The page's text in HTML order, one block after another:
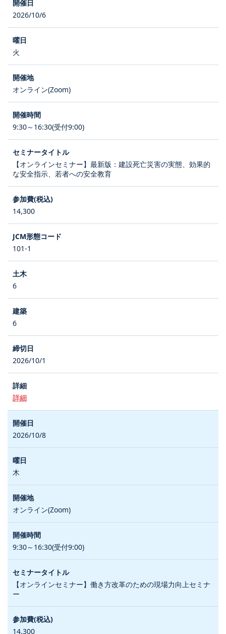
2026/10/6
火
オンライン(Zoom)
9:30～16:30(受付9:00)
【オンラインセミナー】最新版：建設死亡災害の実態、効果的
な安全指示、若者への安全教育
14,300
101-1
6
6
2026/10/1
詳細
2026/10/8
木
オンライン(Zoom)
9:30～16:30(受付9:00)
【オンラインセミナー】働き方改革のための現場力向上セミナ
ー
14,300